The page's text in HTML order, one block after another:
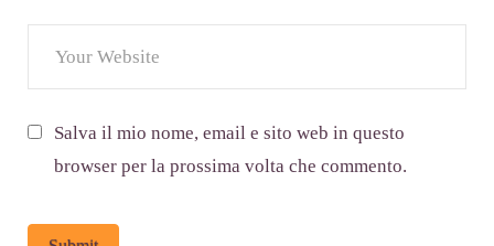
Salva il mio nome, email e sito web in questo
browser per la prossima volta che commento.